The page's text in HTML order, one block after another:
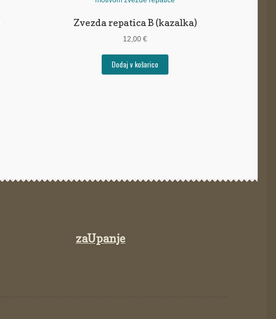
Zvezda repatica B (kazalka)
12,00 €
Dodaj v košarico
zaUpanje